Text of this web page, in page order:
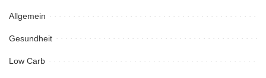
Allgemein
Gesundheit
Low Carb